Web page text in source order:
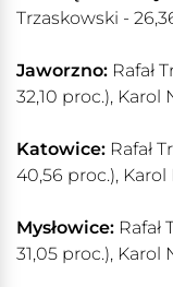
Trzaskowski -
Jaworzno: Rafał
32,10 proc.), Karol
Katowice: Rafał
40,56 proc.),
Mysłowice: Rafał
31,05 proc.), Karol